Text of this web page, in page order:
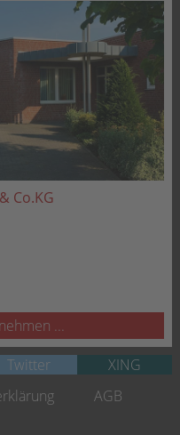
Co.KG
...
Twitter
XING
AGB